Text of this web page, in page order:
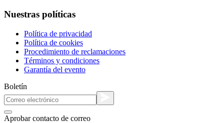
Nuestras políticas
Política de privacidad
Política de cookies
Procedimiento de reclamaciones
Términos y condiciones
Garantía del evento
Boletín
Aprobar contacto de correo